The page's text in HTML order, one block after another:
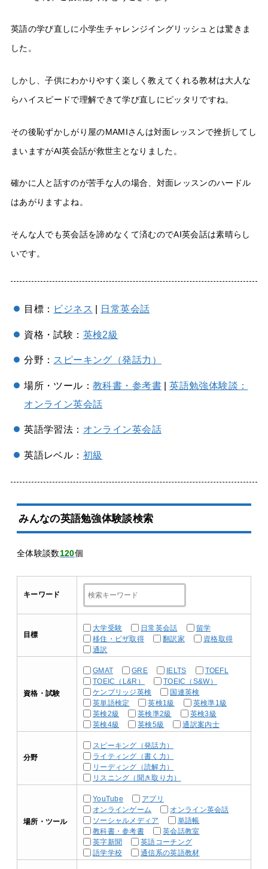
英語の学び直しに小学生チャレンジイングリッシュとは驚きま
した。
しかし、子供にわかりやすく楽しく教えてくれる教材は大人な
らハイスピードで理解できて学び直しにピッタリですね。
その後恥ずかしがり屋のMAMIさんは対面レッスンで挫折してし
まいますがAI英会話が救世主となりました。
確かに人と話すのが苦手な人の場合、対面レッスンのハードル
はあがりますよね。
そんな人でも英会話を諦めなくて済むのでAI英会話は素晴らし
いです。
目標： ビジネス | 日常英会話
資格・試験： 英検2級
分野： スピーキング（発話力）
場所・ツール：教科書・参考書|英語勉強体験談：
オンライン英会話
英語学習法： オンライン英会話
英語レベル： 初級
みんなの英語勉強体験談検索
全体験談数 120個
キーワード
目標
大学受験 日常英会話
留学
移住・ビザ取得
翻訳家
資格取得
通訳
資格・試験
GMAT GRE IELTS
TOEFL
TOEIC（L&R）
TOEIC（S&W）
ケンブリッジ英検
国連英検
英単語検定
英検1級
英検準1級
英検2級
英検準2級
英検3級
英検4級
英検5級 通訳案内士
分野
スピーキング（発話力）
ライティング（書く力）
リーディング（読解力）
リスニング（聞き取り力）
場所・ツール
YouTube
アプリ
オンラインゲーム
オンライン英会話
ソーシャルメディア
単語帳
教科書・参考書
英会話教室
英字新聞
英語コーチング
語学学校
通信系の英語教材